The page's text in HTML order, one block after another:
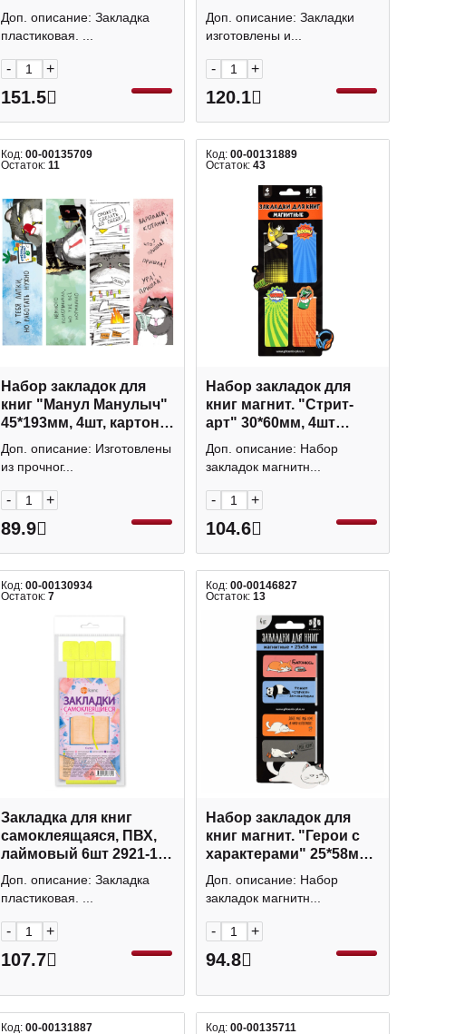
ДПС
Доп. описание: Закладка
пластиковая. ...
- +
151.5
45*210мм, 5шт, картон
ЗКК50251 Listoff
Доп. описание: Закладки
изготовлены и...
- +
120.1
Код: 00-00135709
Остаток: 11
Набор закладок для
книг "Манул Манулыч"
45*193мм, 4шт, картон
ЗК40316 Listoff
Доп. описание: Изготовлены
из прочног...
- +
89.9
Код: 00-00131889
Остаток: 43
Набор закладок для
книг магнит. "Стрит-
арт" 30*60мм, 4шт
65049/К Феникс+
Доп. описание: Набор
закладок магнитн...
- +
104.6
Код: 00-00130934
Остаток: 7
Закладка для книг
самоклеящаяся, ПВХ,
лаймовый 6шт 2921-123
ДПС
Доп. описание: Закладка
пластиковая. ...
- +
107.7
Код: 00-00146827
Остаток: 13
Набор закладок для
книг магнит. "Герои с
характерами" 25*58мм,
4шт 70068 Феникс+
Доп. описание: Набор
закладок магнитн...
- +
94.8
Код: 00-00131887
Код: 00-00135711